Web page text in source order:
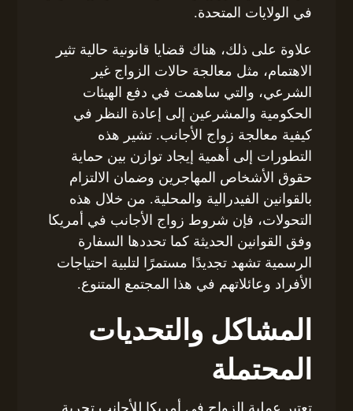
في الولايات المتحدة.
علاوة على ذلك، هناك قضايا قانونية حالية تثير
الاهتمام، مثل معالجة حالات الزواج غير
الشرعي، والتي ساهمت في دفع الهيئات
الحكومية والمشرعين إلى إعادة النظر في
كيفية معالجة زواج الأجانب. تشير هذه
التطورات إلى أهمية إيجاد توازن بين حماية
حقوق الأشخاص المهاجرين وضمان الالتزام
بالقوانين الفيدرالية والمحلية. من خلال هذه
التحولات، فإن شروط زواج الأجانب في أمريكا
وفق القوانين الحديثة كما تحددها السفارة
الرسمية تشهد تجديدًا مستمرًا لتلبية احتياجات
الأفراد وعائلاتهم في هذا المجتمع المتنوع.
المشاكل والتحديات
المحتملة
تعتبر عملية الزواج في أمريكا للأجانب تجربة